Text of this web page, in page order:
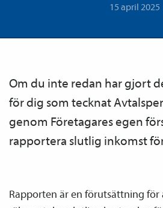
15 april 2025
Om du inte redan har gjort
för dig som tecknat
genom Företagares egen
rapportera slutlig inkomst
Rapporten är en förutsättning för